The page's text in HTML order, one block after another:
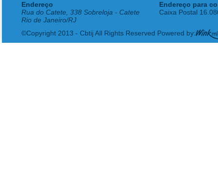
Endereço
Rua do Catete, 338 Sobreloja - Catete
Rio de Janeiro/RJ
Endereço para
Caixa Postal
©Copyright 2013 - Cbtij All Rights Reserved Powered by: